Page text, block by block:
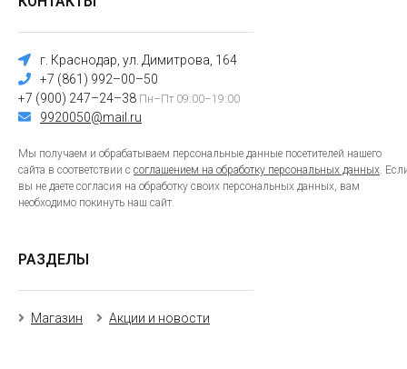
г. Краснодар, ул. Димитрова, 164
+7 (861) 992–00–50
+7 (900) 247–24–38 Пн–Пт 09:00–19:00
9920050@mail.ru
Мы получаем и обрабатываем персональные данные посетителей нашего
сайта в соответствии с соглашением на обработку персональных данных.
вы не даете согласия на обработку своих персональных данных, вам
необходимо покинуть наш сайт.
РАЗДЕЛЫ
Магазин Акции и новости